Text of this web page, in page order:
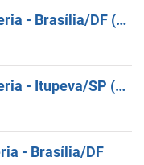
Atendente De Sorveteria/Cafeteria - Brasília/DF (Gilberto Salomão)
Atendente De Sorveteria/Cafeteria - Itupeva/SP (Outlet Itupeva)
- Brasília/DF